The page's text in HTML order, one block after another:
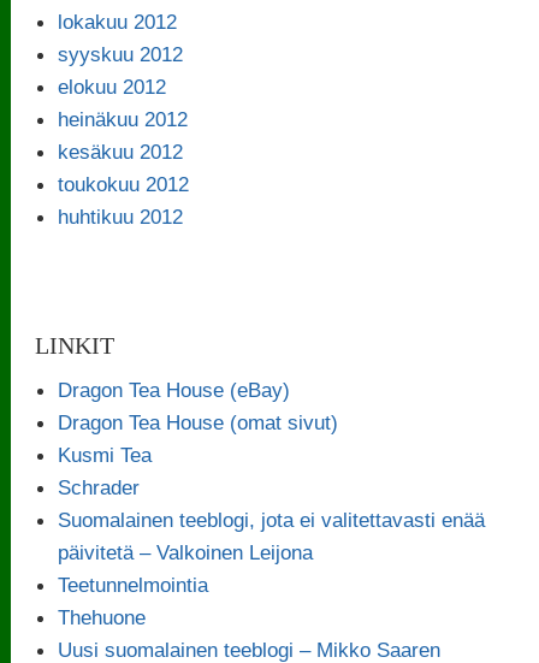
lokakuu 2012
syyskuu 2012
elokuu 2012
heinäkuu 2012
kesäkuu 2012
toukokuu 2012
huhtikuu 2012
LINKIT
Dragon Tea House (eBay)
Dragon Tea House (omat sivut)
Kusmi Tea
Schrader
Suomalainen teeblogi, jota ei valitettavasti enää
päivitetä – Valkoinen Leijona
Teetunnelmointia
Thehuone
Uusi suomalainen teeblogi – Mikko Saaren